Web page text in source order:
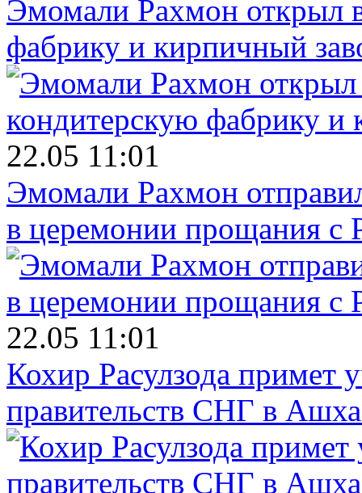
Эмомали Рахмон открыл
фабрику и кирпичный
22.05 11:01
Эмомали Рахмон
в церемонии прощания с
22.05 11:01
Кохир Расулзода примет
правительств СНГ в